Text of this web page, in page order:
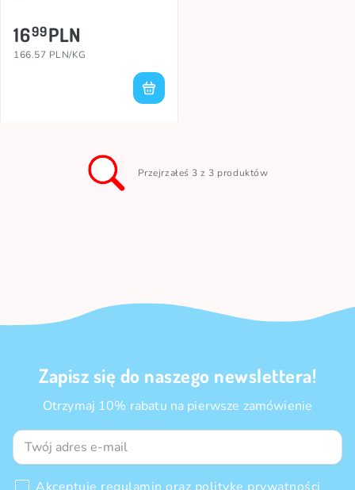
1699PLN
166.57 PLN/KG
Przejrzałeś 3 z 3 produktów
Zapisz się do naszego newslettera!
Otrzymaj 10% rabatu na pierwsze zamówienie